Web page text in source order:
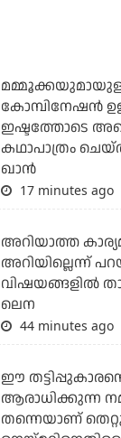
കോമ്പിനേഷൻ
ഇഷ്ടത്തോടെ
കഥാപാത്രം
ഖാൻ
17 minutes ago
അറിയാത്ത
അറിയില്ലെന്ന്
വിഷയങ്ങളിൽ
ലെന
44 minutes ago
ഈ
ആരാധിക്കുന്ന
തന്നെയാണ്